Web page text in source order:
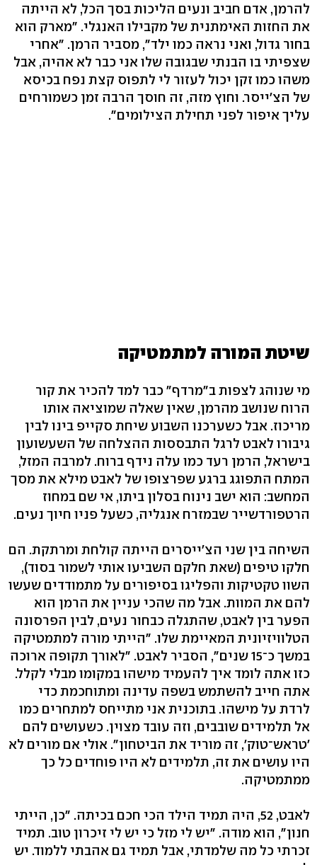
להרמן, אדם חביב ונעים הליכות בסך הכל, לא הייתה
את החזות האימתנית של מקבילו האנגלי. "מארק הוא
בחור גדול, ואני נראה כמו ילד", מסביר הרמן. "אחרי
שצפיתי בו הבנתי שבגובה שלו אני כבר לא אהיה, אבל
משהו כמו זקן יכול לעזור לי לתפוס קצת נפח בכיסא
של הצ'ייסר. וחוץ מזה, זה חוסך הרבה זמן כשמורחים
עליך איפור לפני תחילת הצילומים".
שיטת המורה למתמטיקה
מי שנוהג לצפות ב"מרדף" כבר למד להכיר את קור
הרוח שנושב מהרמן, שאין שאלה שמוציאה אותו
מריכוז. אבל כשערכנו השבוע שיחת סקייפ בינו לבין
גיבורו לאבט לרגל התבססות ההצלחה של השעשועון
בישראל, הרמן רעד כמו עלה נידף ברוח. למרבה המזל,
המתח התפוגג ברגע שפרצופו של לאבט מילא את מסך
המחשב: הוא ישב נינוח בסלון ביתו, אי שם במחוז
הרטפורדשייר שבמזרח אנגליה, כשעל פניו חיוך נעים.
השיחה בין שני הצ'ייסרים הייתה קולחת ומרתקת. הם
חלקו טיפים (שאת חלקם השביעו אותי לשמור בסוד),
השוו טקטיקות והפליגו בסיפורים על מתמודדים שעשו
להם את המוות. אבל מה שהכי עניין את הרמן הוא
הפער בין לאבט, שהתגלה כבחור נעים, לבין הפרסונה
הטלוויזיונית המאיימת שלו. "הייתי מורה למתמטיקה
במשך כ־15 שנים", הסביר לאבט. "לאורך תקופה ארוכה
כזו אתה לומד איך להעמיד מישהו במקומו מבלי לקלל.
אתה חייב להשתמש בשפה עדינה ומתוחכמת כדי
לרדת על מישהו. בתוכנית אני מתייחס למתחרים כמו
אל תלמידים שובבים, וזה עובד מצוין. כשעושים להם
'טראש־טוק', זה מוריד את הביטחון". אולי אם מורים לא
היו עושים את זה, תלמידים לא היו פוחדים כל כך
ממתמטיקה.
לאבט, 52, היה תמיד הילד הכי חכם בכיתה. "כן, הייתי
חנון", הוא מודה. "יש לי מזל כי יש לי זיכרון טוב. תמיד
זכרתי כל מה שלמדתי, אבל תמיד גם אהבתי ללמוד. יש